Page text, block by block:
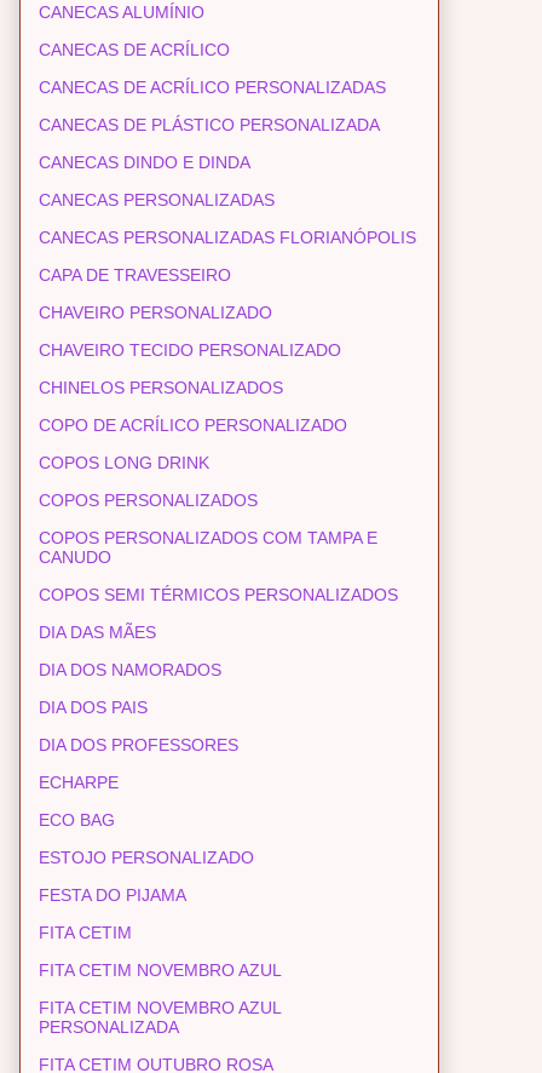
CANECAS ALUMÍNIO
CANECAS DE ACRÍLICO
CANECAS DE ACRÍLICO PERSONALIZADAS
CANECAS DE PLÁSTICO PERSONALIZADA
CANECAS DINDO E DINDA
CANECAS PERSONALIZADAS
CANECAS PERSONALIZADAS FLORIANÓPOLIS
CAPA DE TRAVESSEIRO
CHAVEIRO PERSONALIZADO
CHAVEIRO TECIDO PERSONALIZADO
CHINELOS PERSONALIZADOS
COPO DE ACRÍLICO PERSONALIZADO
COPOS LONG DRINK
COPOS PERSONALIZADOS
COPOS PERSONALIZADOS COM TAMPA E
CANUDO
COPOS SEMI TÉRMICOS PERSONALIZADOS
DIA DAS MÃES
DIA DOS NAMORADOS
DIA DOS PAIS
DIA DOS PROFESSORES
ECHARPE
ECO BAG
ESTOJO PERSONALIZADO
FESTA DO PIJAMA
FITA CETIM
FITA CETIM NOVEMBRO AZUL
FITA CETIM NOVEMBRO AZUL
PERSONALIZADA
FITA CETIM OUTUBRO ROSA